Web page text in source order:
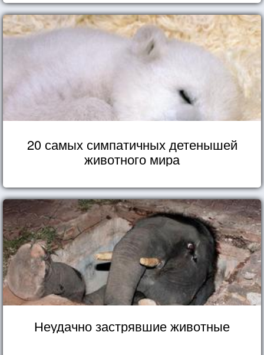
20 самых симпатичных детенышей
животного мира
Неудачно застрявшие животные